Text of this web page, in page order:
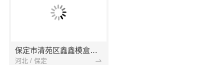
保定市清苑区鑫鑫模盒模具加工厂
河北 / 保定